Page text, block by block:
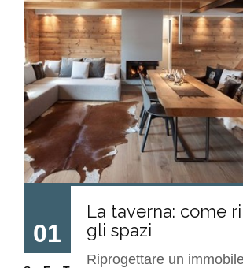
01
La taverna: come
gli spazi
Riprogettare un